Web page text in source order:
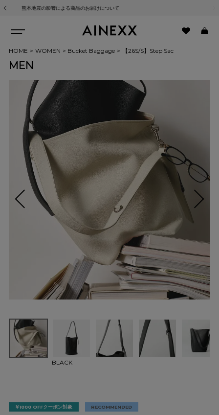
熊本地震の影響による商品のお届けについて
HOME WOMEN Bucket Baggage 【26S/S】Step Sac
MEN
BLACK
￥1000 OFFクーポン対象 RECOMMENDED